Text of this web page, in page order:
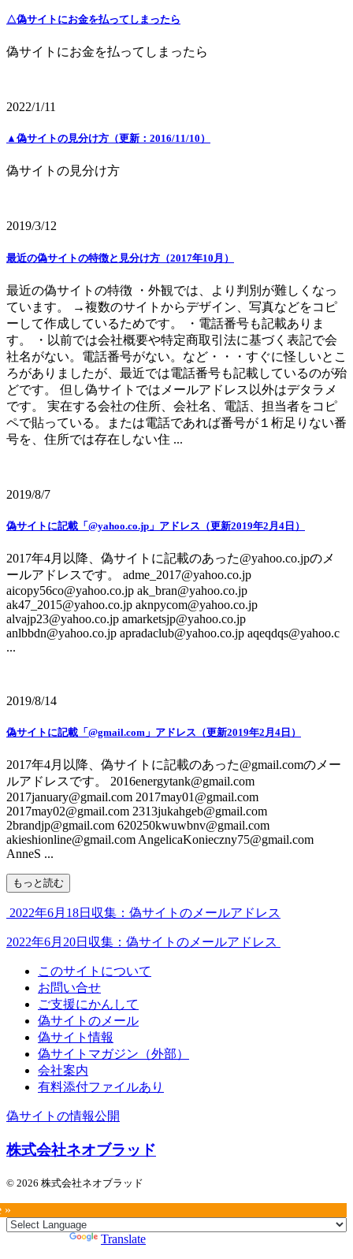
△偽サイトにお金を払ってしまったら
偽サイトにお金を払ってしまったら
2022/1/11
▲偽サイトの見分け方（更新：2016/11/10）
偽サイトの見分け方
2019/3/12
最近の偽サイトの特徴と見分け方（2017年10月）
最近の偽サイトの特徴 ・外観では、より判別が難しくなっ
ています。 →複数のサイトからデザイン、写真などをコピ
ーして作成しているためです。 ・電話番号も記載ありま
す。 ・以前では会社概要や特定商取引法に基づく表記で会
社名がない。電話番号がない。など・・・すぐに怪しいとこ
ろがありましたが、最近では電話番号も記載しているのが殆
どです。 但し偽サイトではメールアドレス以外はデタラメ
です。 実在する会社の住所、会社名、電話、担当者をコピ
ペで貼っている。または電話であれば番号が１桁足りない番
号を、住所では存在しない住 ...
2019/8/7
偽サイトに記載「@yahoo.co.jp」アドレス（更新2019年2月4日）
2017年4月以降、偽サイトに記載のあった@yahoo.co.jpのメ
ールアドレスです。 adme_2017@yahoo.co.jp
aicopy56co@yahoo.co.jp ak_bran@yahoo.co.jp
ak47_2015@yahoo.co.jp aknpycom@yahoo.co.jp
alvajp23@yahoo.co.jp amarketsjp@yahoo.co.jp
anlbbdn@yahoo.co.jp apradaclub@yahoo.co.jp aqeqdqs@yahoo.c
...
2019/8/14
偽サイトに記載「@gmail.com」アドレス（更新2019年2月4日）
2017年4月以降、偽サイトに記載のあった@gmail.comのメー
ルアドレスです。 2016energytank@gmail.com
2017january@gmail.com 2017may01@gmail.com
2017may02@gmail.com 2313jukahgeb@gmail.com
2brandjp@gmail.com 620250kwuwbnv@gmail.com
akieshionline@gmail.com AngelicaKonieczny75@gmail.com
AnneS ...
もっと読む
2022年6月18日収集：偽サイトのメールアドレス
2022年6月20日収集：偽サイトのメールアドレス
このサイトについて
お問い合せ
ご支援にかんして
偽サイトのメール
偽サイト情報
偽サイトマガジン（外部）
会社案内
有料添付ファイルあり
偽サイトの情報公開
株式会社ネオブラッド
© 2026 株式会社ネオブラッド
»
Translate